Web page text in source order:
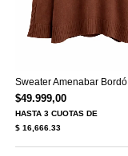
Sweater Amenabar Bordó
$49.999,00
HASTA 3 CUOTASDE
$ 16,666.33